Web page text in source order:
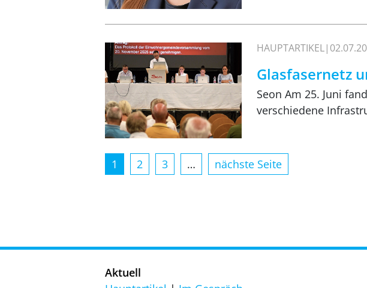
HAUPTARTIKEL
Glasfasernetz
Seon Am 25. Juni
verschiedene
1 2 3 … nächste Seite
Aktuell